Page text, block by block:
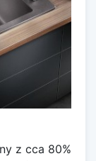
z cca 80%